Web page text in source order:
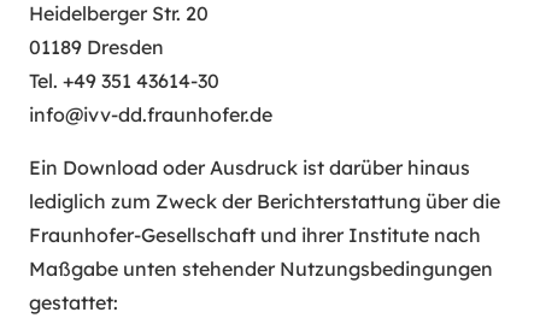
Heidelberger Str. 20
01189 Dresden
Tel. +49 351 43614-30
info@ivv-dd.fraunhofer.de
Ein Download oder Ausdruck ist darüber hinaus
lediglich zum Zweck der Berichterstattung über die
Fraunhofer-Gesellschaft und ihrer Institute nach
Maßgabe unten stehender Nutzungsbedingungen
gestattet: